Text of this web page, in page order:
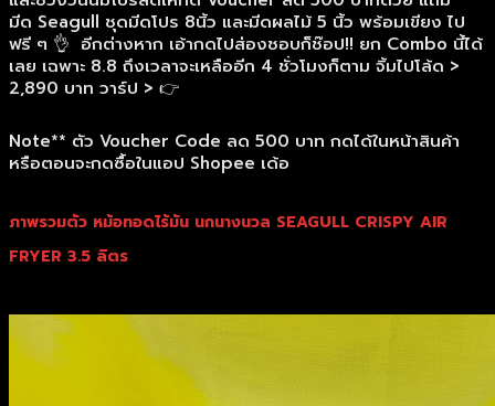
มีด Seagull ชุดมีดโปร 8นิ้ว และมีดผลไม้ 5 นิ้ว พร้อมเขียง ไป
ฟรี ๆ 👌 อีกต่างหาก เอ้ากดไปส่องชอบก็ช๊อป!! ยก Combo นี้ได้
เลย เฉพาะ 8.8 ถึงเวลาจะเหลืออีก 4 ชั่วโมงก็ตาม จิ้มไปโล้ด >
2,890 บาท วาร์ป > 👉
Note** ตัว Voucher Code ลด 500 บาท กดได้ในหน้าสินค้า
หรือตอนจะกดซื้อในแอป Shopee เด้อ
ภาพรวมตัว หม้อทอดไร้มัน นกนางนวล SEAGULL CRISPY AIR
FRYER 3.5 ลิตร